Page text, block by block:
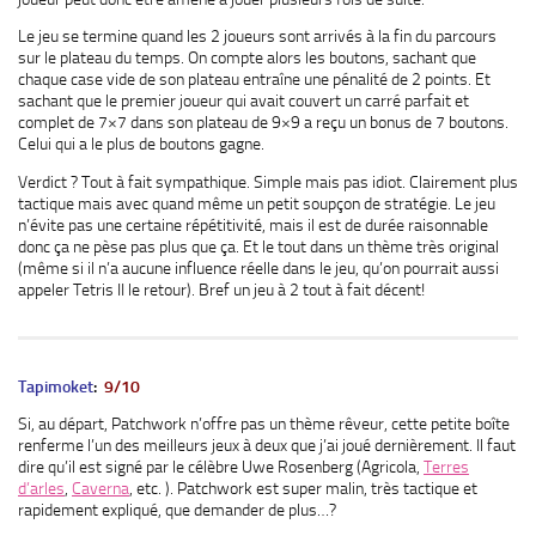
Le jeu se termine quand les 2 joueurs sont arrivés à la fin du parcours
sur le plateau du temps. On compte alors les boutons, sachant que
chaque case vide de son plateau entraîne une pénalité de 2 points. Et
sachant que le premier joueur qui avait couvert un carré parfait et
complet de 7×7 dans son plateau de 9×9 a reçu un bonus de 7 boutons.
Celui qui a le plus de boutons gagne.
Verdict ? Tout à fait sympathique. Simple mais pas idiot. Clairement plus
tactique mais avec quand même un petit soupçon de stratégie. Le jeu
n’évite pas une certaine répétitivité, mais il est de durée raisonnable
donc ça ne pèse pas plus que ça. Et le tout dans un thème très original
(même si il n’a aucune influence réelle dans le jeu, qu’on pourrait aussi
appeler Tetris II le retour). Bref un jeu à 2 tout à fait décent!
Tapimoket: 9/10
Si, au départ, Patchwork n’offre pas un thème rêveur, cette petite boîte
renferme l’un des meilleurs jeux à deux que j’ai joué dernièrement. Il faut
dire qu’il est signé par le célèbre Uwe Rosenberg (Agricola, Terres
d’arles, Caverna, etc. ). Patchwork est super malin, très tactique et
rapidement expliqué, que demander de plus…?